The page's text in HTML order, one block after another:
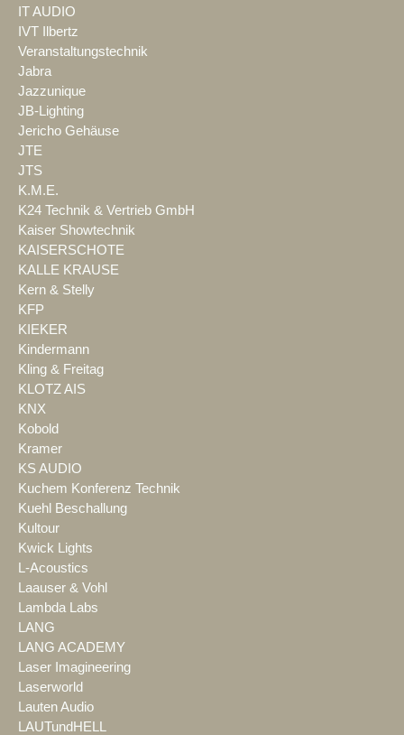
IT AUDIO
IVT Ilbertz
Veranstaltungstechnik
Jabra
Jazzunique
JB-Lighting
Jericho Gehäuse
JTE
JTS
K.M.E.
K24 Technik & Vertrieb GmbH
Kaiser Showtechnik
KAISERSCHOTE
KALLE KRAUSE
Kern & Stelly
KFP
KIEKER
Kindermann
Kling & Freitag
KLOTZ AIS
KNX
Kobold
Kramer
KS AUDIO
Kuchem Konferenz Technik
Kuehl Beschallung
Kultour
Kwick Lights
L-Acoustics
Laauser & Vohl
Lambda Labs
LANG
LANG ACADEMY
Laser Imagineering
Laserworld
Lauten Audio
LAUTundHELL